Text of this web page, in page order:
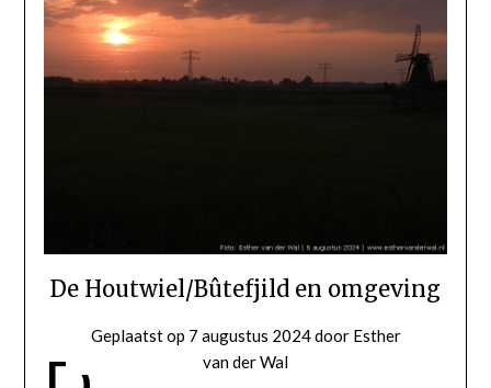
De Houtwiel/Bûtefjild en omgeving
Geplaatst op 7 augustus 2024door Esther
van der Wal